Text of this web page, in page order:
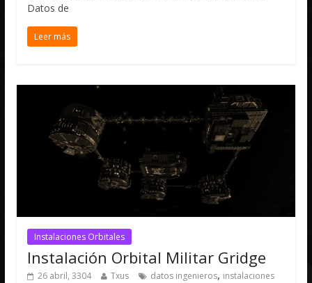
Datos de
Leer más
Instalaciones Orbitales
Instalación Orbital Militar Gridge
26 abril, 3304 Txus datos ingenieros, instalaciones